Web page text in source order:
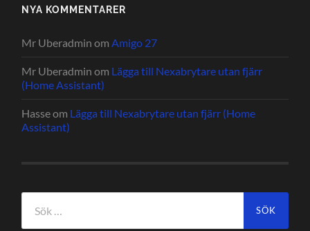
NYA KOMMENTARER
Mr Uberadmin omAmigo 27
Mr Uberadmin om Lägga till Nexabrytare utan fjärr
(Home Assistant)
Hasseom Lägga till Nexabrytare utan fjärr (Home
Assistant)
efter: